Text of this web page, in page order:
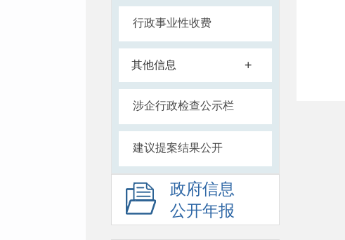
行政事业性收费
其他信息 +
涉企行政检查公示栏
建议提案结果公开
政府信息
公开年报